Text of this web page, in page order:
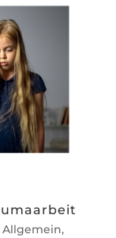
Allgemein,